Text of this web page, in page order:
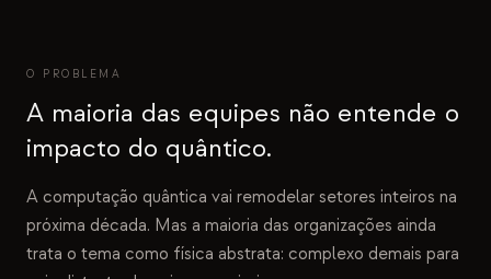
O PROBLEMA
A maioria das equipes não entende o
impacto do quântico.
A computação quântica vai remodelar setores inteiros na
próxima década. Mas a maioria das organizações ainda
trata o tema como física abstrata: complexo demais para